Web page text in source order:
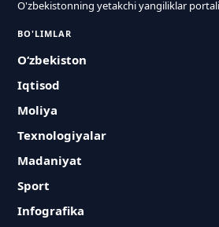
O'zbekistonning yetakchi yangiliklar
BO'LIMLAR
O‘zbekiston
Iqtisod
Moliya
Texnologiyalar
Madaniyat
Sport
Infografika